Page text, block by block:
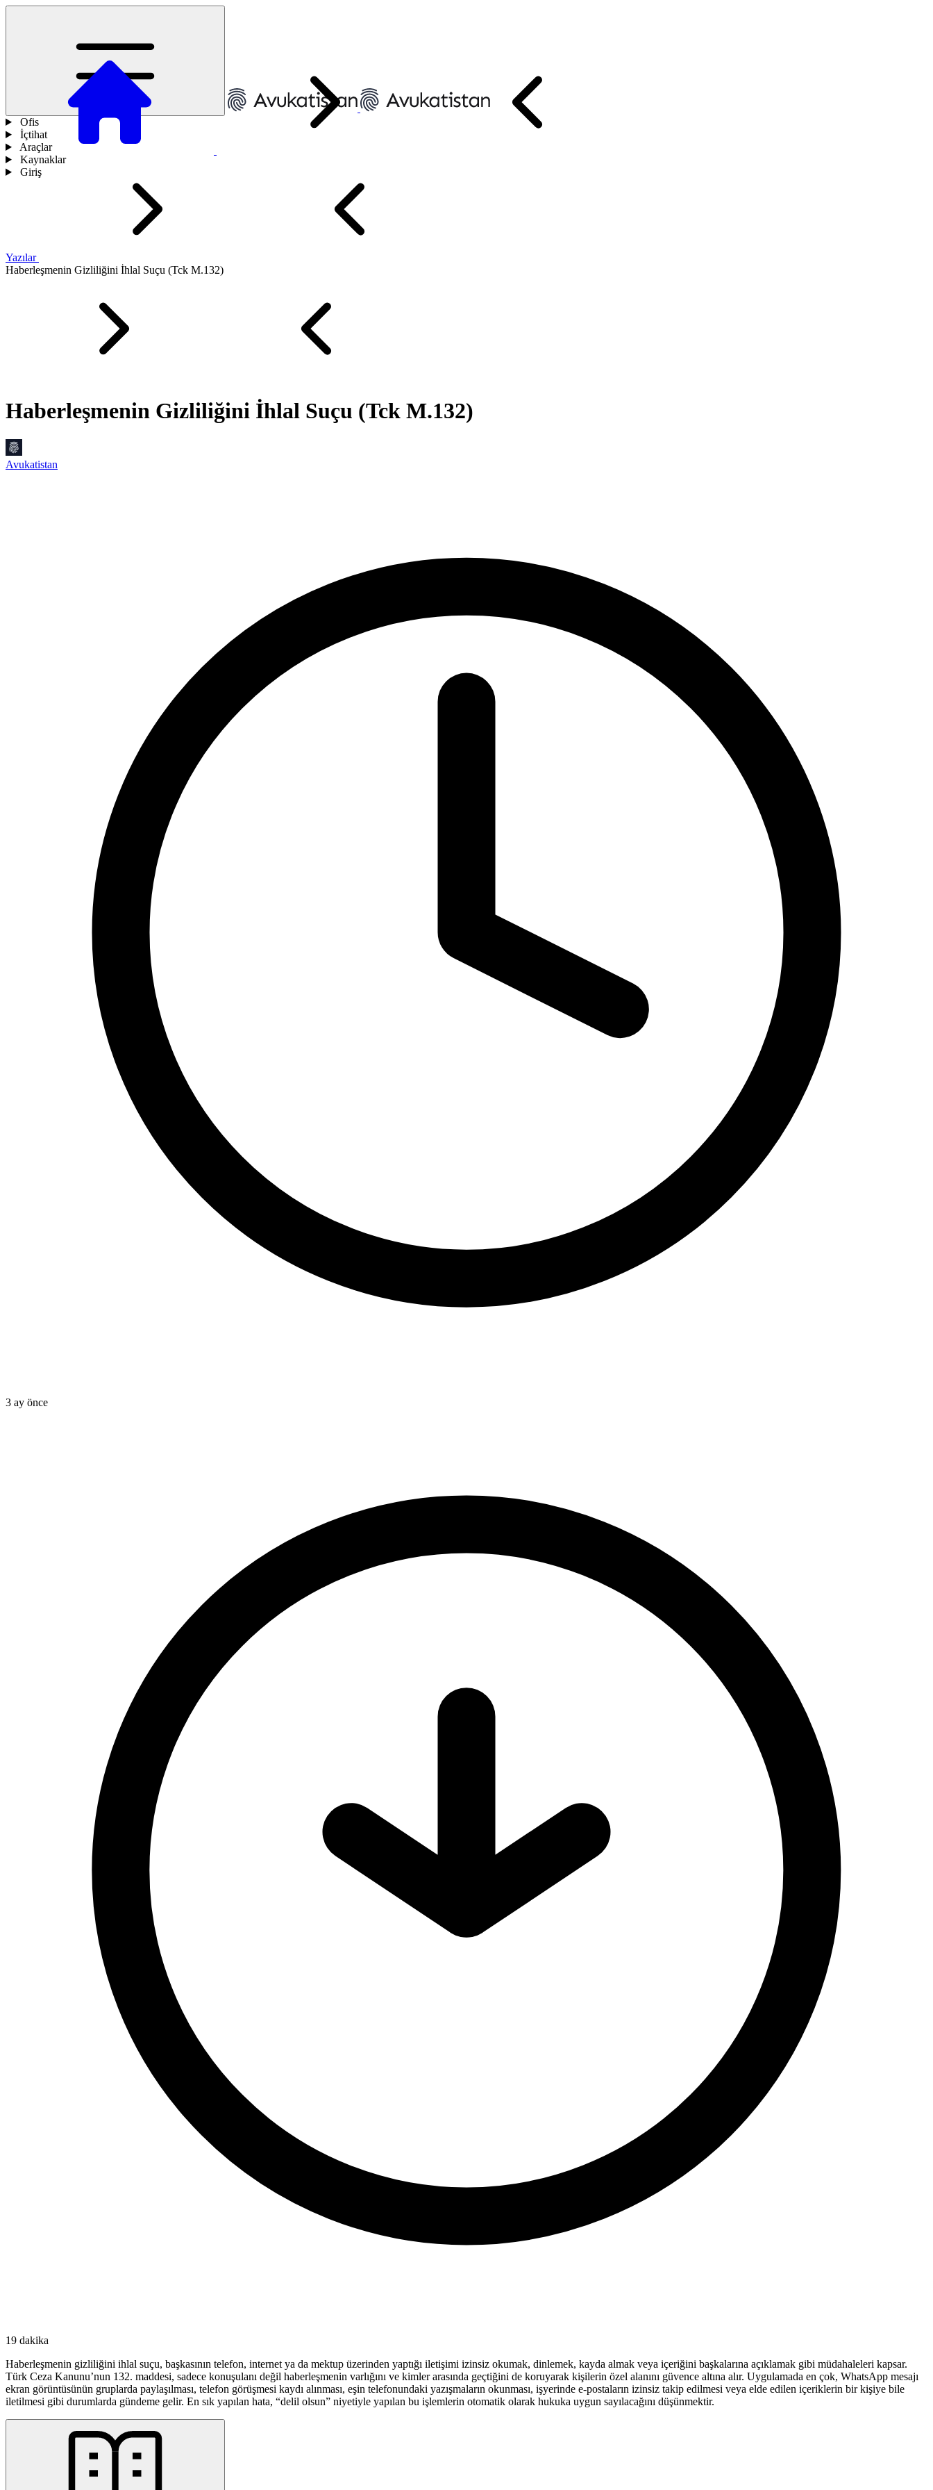
Ofis
İçtihat
Araçlar
Kaynaklar
Giriş
Yazılar
Haberleşmenin Gizliliğini İhlal Suçu (Tck M.132)
Haberleşmenin Gizliliğini İhlal Suçu (Tck M.132)
Avukatistan
3 ay önce
19 dakika
Haberleşmenin gizliliğini ihlal suçu, başkasının telefon, internet ya da mektup üzerinden yaptığı iletişimi izinsiz okumak, dinlemek, kayda almak veya içeriğini başkalarına açıklamak gibi müdahaleleri kapsar.
Türk Ceza Kanunu’nun 132. maddesi, sadece konuşulanı değil haberleşmenin varlığını ve kimler arasında geçtiğini de koruyarak kişilerin özel alanını güvence altına alır. Uygulamada en çok, WhatsApp mesajı
ekran görüntüsünün gruplarda paylaşılması, telefon görüşmesi kaydı alınması, eşin telefonundaki yazışmaların okunması, işyerinde e-postaların izinsiz takip edilmesi veya elde edilen içeriklerin bir kişiye bile
iletilmesi gibi durumlarda gündeme gelir. En sık yapılan hata, “delil olsun” niyetiyle yapılan bu işlemlerin otomatik olarak hukuka uygun sayılacağını düşünmektir.